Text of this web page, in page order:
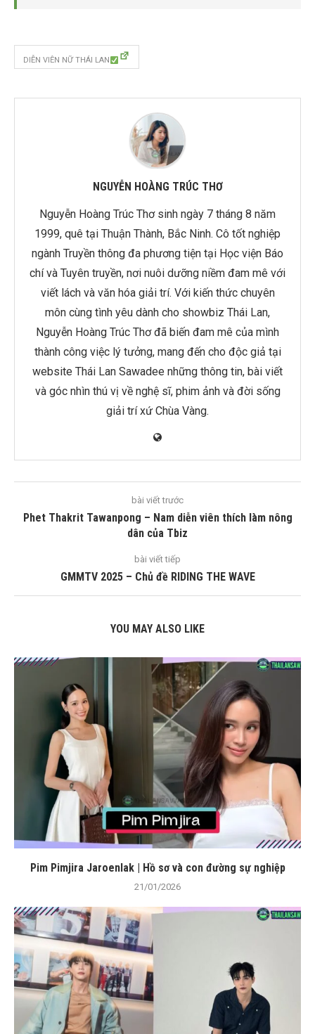
DIỄN VIÊN NỮ THÁI LAN
NGUYỄN HOÀNG TRÚC THƠ
Nguyễn Hoàng Trúc Thơ sinh ngày 7 tháng 8 năm
1999, quê tại Thuận Thành, Bắc Ninh. Cô tốt nghiệp
ngành Truyền thông đa phương tiện tại Học viện Báo
chí và Tuyên truyền, nơi nuôi dưỡng niềm đam mê với
viết lách và văn hóa giải trí. Với kiến thức chuyên
môn cùng tình yêu dành cho showbiz Thái Lan,
Nguyễn Hoàng Trúc Thơ đã biến đam mê của mình
thành công việc lý tưởng, mang đến cho độc giả tại
website Thái Lan Sawadee những thông tin, bài viết
và góc nhìn thú vị về nghệ sĩ, phim ảnh và đời sống
giải trí xứ Chùa Vàng.
bài viết trước
Phet Thakrit Tawanpong – Nam diễn viên thích làm nông
dân của Tbiz
bài viết tiếp
GMMTV 2025 – Chủ đề RIDING THE WAVE
YOU MAY ALSO LIKE
Pim Pimjira Jaroenlak | Hồ sơ và con đường sự nghiệp
21/01/2026